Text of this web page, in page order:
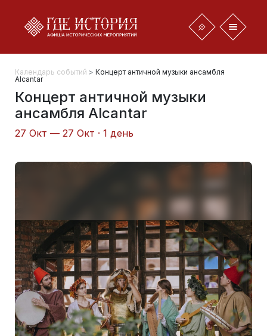
Календарь событий > Концерт античной музыки ансамбля
Alcantar
Концерт античной музыки
ансамбля Alcantar
27 Окт — 27 Окт · 1 день